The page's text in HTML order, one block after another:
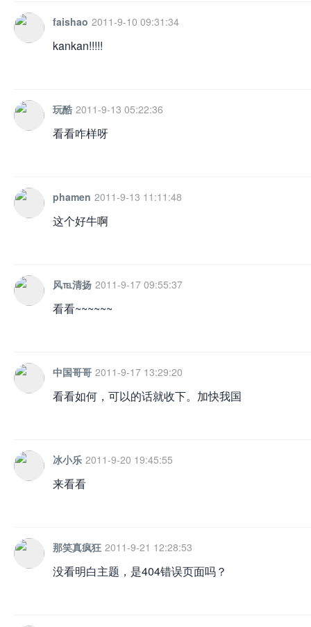
faishao 2011-9-10 09:31:34
kankan!!!!!
玩酷 2011-9-13 05:22:36
看看咋样呀
phamen 2011-9-13 11:11:48
这个好牛啊
风℡清扬 2011-9-17 09:55:37
看看~~~~~~
中国哥哥 2011-9-17 13:29:20
看看如何，可以的话就收下。加快我国
冰小乐 2011-9-20 19:45:55
来看看
那笑真疯狂 2011-9-21 12:28:53
没看明白主题，是404错误页面吗？